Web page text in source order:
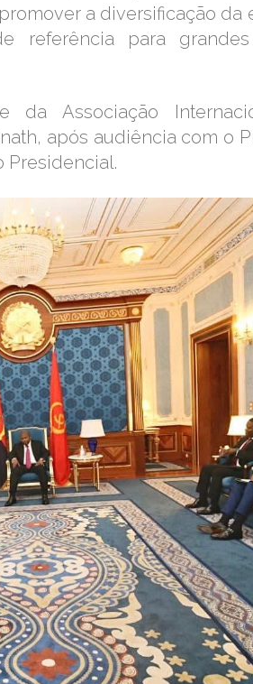
a diversificação da
para grandes
Associação
após audiência com o
Presidencial.